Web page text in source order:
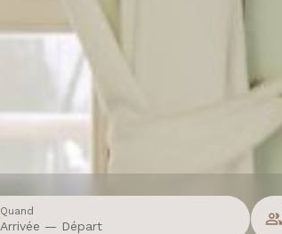
Quand
Arrivée — Départ